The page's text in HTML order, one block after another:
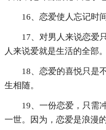
16、恋爱使人忘记时
17、对男人来说恋爱
人来说爱就是生活的全部。
18、恋爱的喜悦只是
生相随。
19、一份恋爱，只需
一世。因为，恋爱是浪漫